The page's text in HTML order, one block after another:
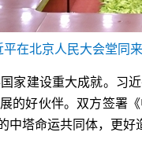
在北京人民大会堂同
家建设重大成就。习
的好伙伴。双方签署
塔命运共同体，更好